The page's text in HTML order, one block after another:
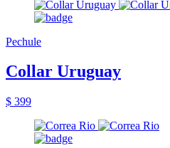
Pechule
Collar Uruguay
$ 399